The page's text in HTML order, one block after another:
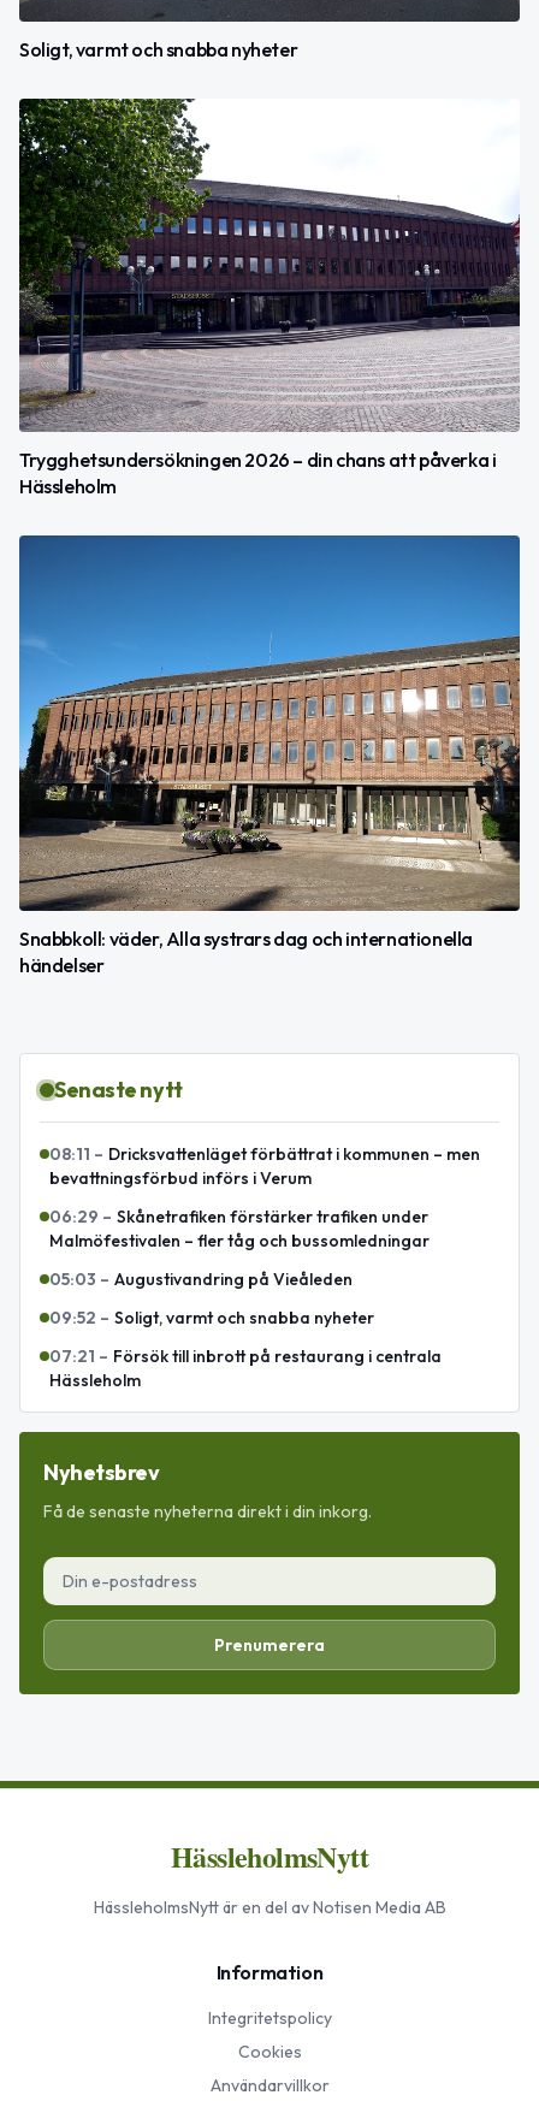
Soligt, varmt och snabba nyheter
Trygghetsundersökningen 2026 – din chans att påverka i
Hässleholm
Snabbkoll: väder, Alla systrars dag och internationella
händelser
Senaste nytt
08:11 – Dricksvattenläget förbättrat i kommunen – men
bevattningsförbud införs i Verum
06:29 – Skånetrafiken förstärker trafiken under
Malmöfestivalen – fler tåg och bussomledningar
05:03 – Augustivandring på Vieåleden
09:52 – Soligt, varmt och snabba nyheter
07:21 – Försök till inbrott på restaurang i centrala
Hässleholm
Nyhetsbrev
Få de senaste nyheterna direkt i din inkorg.
Prenumerera
HässleholmsNytt
HässleholmsNyttär en del av Notisen Media AB
Information
Integritetspolicy
Cookies
Användarvillkor